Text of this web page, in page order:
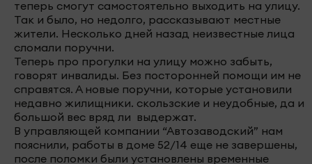
теперь смогут самостоятельно выходить на улицу.
Так и было, но недолго, рассказывают местные
жители. Несколько дней назад неизвестные лица
сломали поручни.
Теперь про прогулки на улицу можно забыть,
говорят инвалиды. Без посторонней помощи им не
справятся. А новые поручни, которые установили
недавно жилищники. скользские и неудобные, да и
большой вес вряд ли выдержат.
В управляющей компании “Автозаводский” нам
пояснили, работы в доме 52/14 еще не завершены,
после поломки были установлены временные